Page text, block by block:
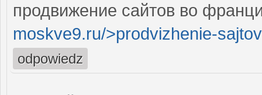
продвижение сайтов во
moskve9.ru/>prodvizhenie-
odpowiedz